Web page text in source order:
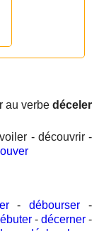
au verbe déceler
- découvrir -
-débourser -
- décerner -